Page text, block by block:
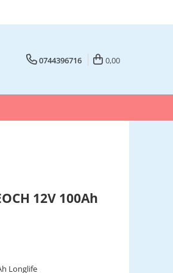
0744396716 0,00
12V 100Ah
Longlife